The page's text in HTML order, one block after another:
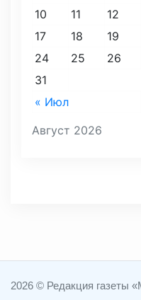
Август 2026
« Июл
10
11 12
17
18 19
24
25 26
31
2026 © Редакция газеты